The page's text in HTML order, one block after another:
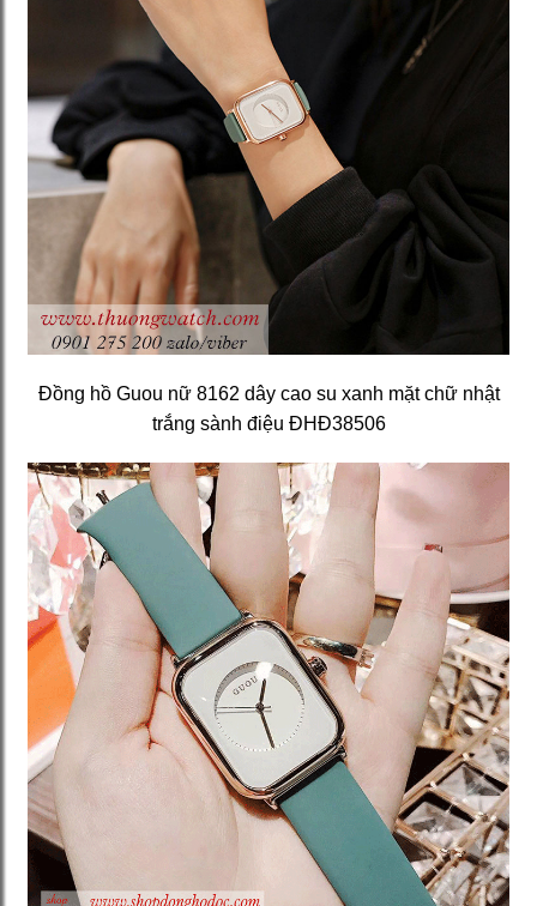
Đồng hồ Guou nữ 8162 dây cao su xanh mặt chữ nhật
trắng sành điệu ĐHĐ38506